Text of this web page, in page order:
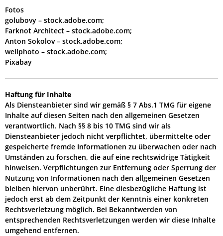
Fotos
golubovy – stock.adobe.com;
Farknot Architect – stock.adobe.com;
Anton Sokolov – stock.adobe.com;
wellphoto – stock.adobe.com;
Pixabay
Haftung für Inhalte
Als Diensteanbieter sind wir gemäß § 7 Abs.1 TMG für eigene
Inhalte auf diesen Seiten nach den allgemeinen Gesetzen
verantwortlich. Nach §§ 8 bis 10 TMG sind wir als
Diensteanbieter jedoch nicht verpflichtet, übermittelte oder
gespeicherte fremde Informationen zu überwachen oder nach
Umständen zu forschen, die auf eine rechtswidrige Tätigkeit
hinweisen. Verpflichtungen zur Entfernung oder Sperrung der
Nutzung von Informationen nach den allgemeinen Gesetzen
bleiben hiervon unberührt. Eine diesbezügliche Haftung ist
jedoch erst ab dem Zeitpunkt der Kenntnis einer konkreten
Rechtsverletzung möglich. Bei Bekanntwerden von
entsprechenden Rechtsverletzungen werden wir diese Inhalte
umgehend entfernen.